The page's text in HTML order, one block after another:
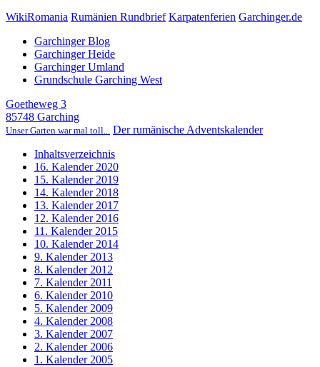
WikiRomania Rumänien Rundbrief Karpatenferien Garchinger.de
Garchinger Blog
Garchinger Heide
Garchinger Umland
Grundschule Garching West
Goetheweg 3
85748 Garching
Unser Garten war mal toll... Der rumänische Adventskalender
Inhaltsverzeichnis
16. Kalender 2020
15. Kalender 2019
14. Kalender 2018
13. Kalender 2017
12. Kalender 2016
11. Kalender 2015
10. Kalender 2014
9. Kalender 2013
8. Kalender 2012
7. Kalender 2011
6. Kalender 2010
5. Kalender 2009
4. Kalender 2008
3. Kalender 2007
2. Kalender 2006
1. Kalender 2005